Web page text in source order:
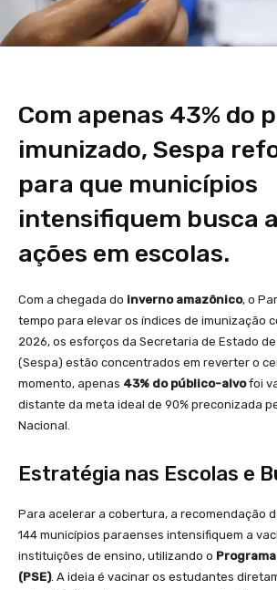
Com apenas 43% do
imunizado, Sespa
para que municípios
intensifiquem busca
ações em escolas.
Com a chegada do inverno amazônico, o
tempo para elevar os índices de imunização
2026, os esforços da Secretaria de Estado
(Sespa) estão concentrados em reverter o
momento, apenas 43% do público-alvofoi
distante da meta ideal de 90% preconizada
Nacional.
Estratégia nas Escolas e
Para acelerar a cobertura, a recomendação
144 municípios paraenses intensifiquem a
instituições de ensino, utilizando o
(PSE). A ideia é vacinar os estudantes